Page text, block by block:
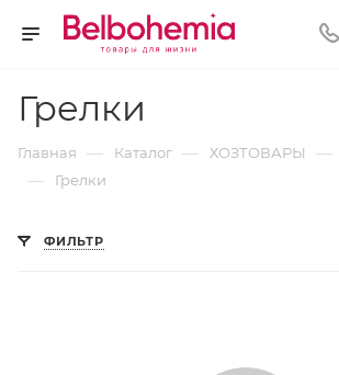
Грелки
Главная — Каталог — ХОЗТОВАРЫ —
— Грелки
ФИЛЬТР